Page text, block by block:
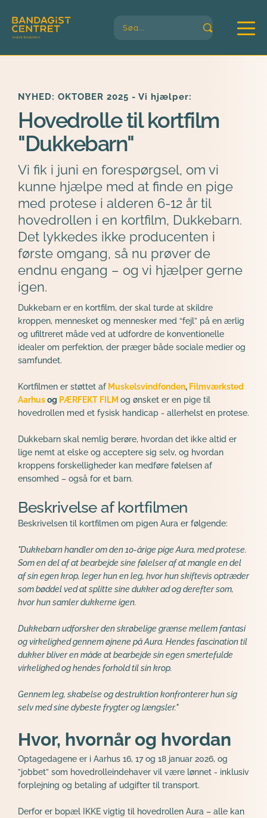
Søg...
NYHED: OKTOBER 2025 - Vi hjælper:
Hovedrolle til kortfilm
"Dukkebarn"
Vi fik i juni en forespørgsel, om vi
kunne hjælpe med at finde en pige
med protese i alderen 6-12 år til
hovedrollen i en kortfilm, Dukkebarn.
Det lykkedes ikke producenten i
første omgang, så nu prøver de
endnu engang – og vi hjælper gerne
igen.
Dukkebarn er en kortfilm, der skal turde at skildre
kroppen, mennesket og mennesker med “fejl” på en ærlig
og ufiltreret måde ved at udfordre de konventionelle
idealer om perfektion, der præger både sociale medier og
samfundet.
Kortfilmen er støttet af Muskelsvindfonden, Filmværksted
Aarhus og PÆRFEKT FILM og ønsket er en pige til
hovedrollen med et fysisk handicap - allerhelst en protese.
Dukkebarn skal nemlig berøre, hvordan det ikke altid er
lige nemt at elske og acceptere sig selv, og hvordan
kroppens forskelligheder kan medføre følelsen af
ensomhed – også for et barn.
Beskrivelse af kortfilmen
Beskrivelsen til kortfilmen om pigen Aura er følgende:
"Dukkebarn handler om den 10-årige pige Aura, med protese.
Som en del af at bearbejde sine følelser af at mangle en del
af sin egen krop, leger hun en leg, hvor hun skiftevis optræder
som bøddel ved at splitte sine dukker ad og derefter som,
hvor hun samler dukkerne igen.
Dukkebarn udforsker den skrøbelige grænse mellem fantasi
og virkelighed gennem øjnene på Aura. Hendes fascination til
dukker bliver en måde at bearbejde sin egen smertefulde
virkelighed og hendes forhold til sin krop.
Gennem leg, skabelse og destruktion konfronterer hun sig
selv med sine dybeste frygter og længsler."
Hvor, hvornår og hvordan
Optagedagene er i Aarhus 16, 17 og 18 januar 2026, og
”jobbet” som hovedrolleindehaver vil være lønnet - inklusiv
forplejning og betaling af udgifter til transport.
Derfor er bopæl IKKE vigtig til hovedrollen Aura – alle kan